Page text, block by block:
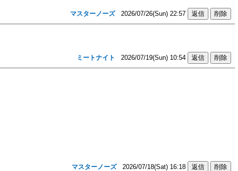
マスターノーズ2026/07/26(Sun) 22:57
ミートナイト
2026/07/19(Sun) 10:54
マスターノーズ2026/07/18(Sat) 16:18